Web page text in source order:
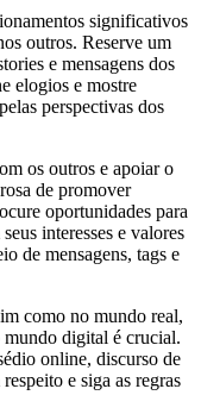
significativos
outros. Reserve um
e mensagens dos
elogios e mostre
perspectivas dos
os outros e apoiar o
de promover
oportunidades para
interesses e valores
de mensagens, tags e
como no mundo real,
mundo digital é crucial.
online, discurso de
e siga as regras